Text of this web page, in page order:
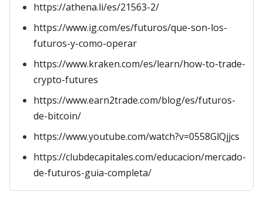
https://athena.li/es/21563-2/
https://www.ig.com/es/futuros/que-son-los-
futuros-y-como-operar
https://www.kraken.com/es/learn/how-to-trade-
crypto-futures
https://www.earn2trade.com/blog/es/futuros-
de-bitcoin/
https://www.youtube.com/watch?v=0558GlQjjcs
https://clubdecapitales.com/educacion/mercado-
de-futuros-guia-completa/